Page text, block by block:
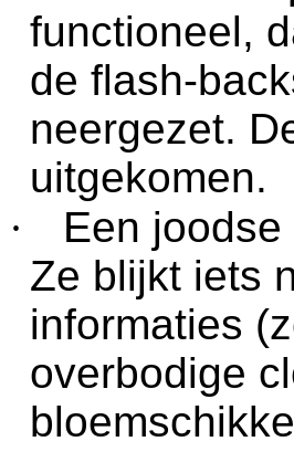
functioneel,
de flash-
neergezet.
uitgekomen.
·
Een
Ze blijkt iets
informaties
overbodige